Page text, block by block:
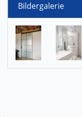
Bildergalerie